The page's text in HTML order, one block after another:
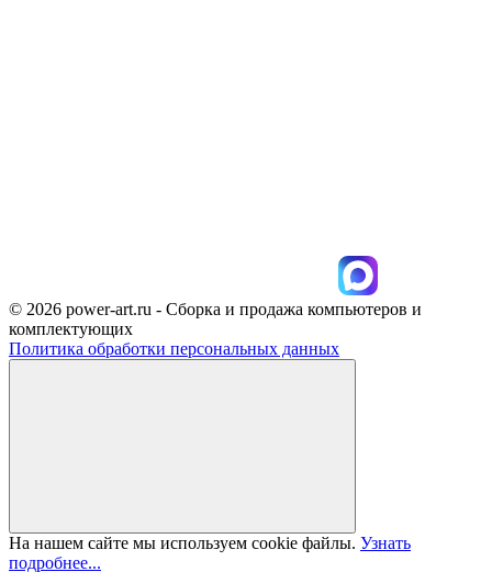
© 2026 power-art.ru - Сборка и продажа компьютеров и
комплектующих
Политика обработки персональных данных
На нашем сайте мы используем cookie файлы. Узнать
подробнее...